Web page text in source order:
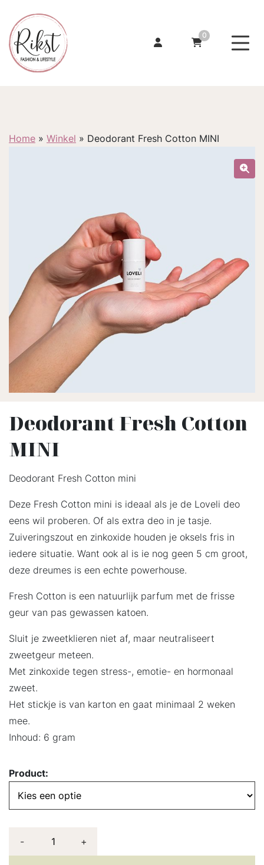
0
Home » Winkel » Deodorant Fresh Cotton MINI
Deodorant Fresh Cotton
MINI
Deodorant Fresh Cotton mini
Deze Fresh Cotton mini is ideaal als je de Loveli deo
eens wil proberen. Of als extra deo in je tasje.
Zuiveringszout en zinkoxide houden je oksels fris in
iedere situatie. Want ook al is ie nog geen 5 cm groot,
deze dreumes is een echte powerhouse.
Fresh Cotton is een natuurlijk parfum met de frisse
geur van pas gewassen katoen.
Sluit je zweetklieren niet af, maar neutraliseert
zweetgeur meteen.
Met zinkoxide tegen stress-, emotie- en hormonaal
zweet.
Het stickje is van karton en gaat minimaal 2 weken
mee.
Inhoud: 6 gram
Product:
- +